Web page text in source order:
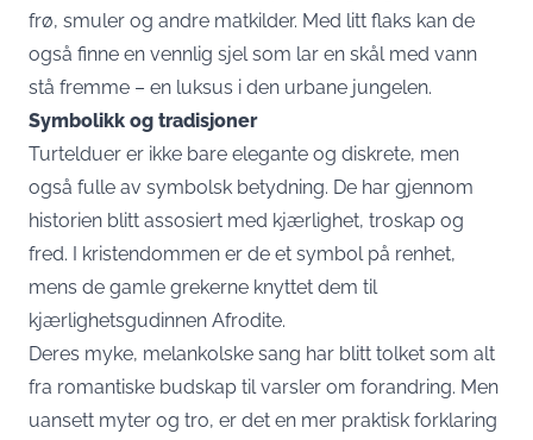
frø, smuler og andre matkilder. Med litt flaks kan de
også finne en vennlig sjel som lar en skål med vann
stå fremme – en luksus i den urbane jungelen.
Symbolikk og tradisjoner
Turtelduer er ikke bare elegante og diskrete, men
også fulle av symbolsk betydning. De har gjennom
historien blitt assosiert med kjærlighet, troskap og
fred. I kristendommen er de et symbol på renhet,
mens de gamle grekerne knyttet dem til
kjærlighetsgudinnen Afrodite.
Deres myke, melankolske sang har blitt tolket som alt
fra romantiske budskap til varsler om forandring. Men
uansett myter og tro, er det en mer praktisk forklaring